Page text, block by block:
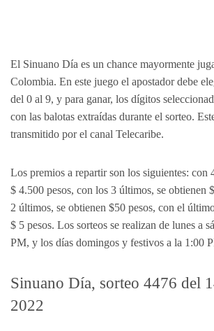
El Sinuano Día es un chance mayormente
Colombia. En este juego el apostador debe
del 0 al 9, y para ganar, los dígitos
con las balotas extraídas durante el sorteo.
transmitido por el canal Telecaribe.
Los premios a repartir son los siguientes: con
$ 4.500 pesos, con los 3 últimos, se obtienen
2 últimos, se obtienen $50 pesos, con el
$ 5 pesos. Los sorteos se realizan de lunes a
PM, y los días domingos y festivos a la 1:00
Sinuano Día, sorteo 4476 del
2022